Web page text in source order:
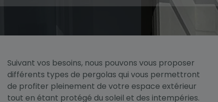
Suivant vos besoins, nous pouvons vous proposer
différents types de pergolas qui vous permettront
de profiter pleinement de votre espace extérieur
tout en étant protégé du soleil et des intempéries.